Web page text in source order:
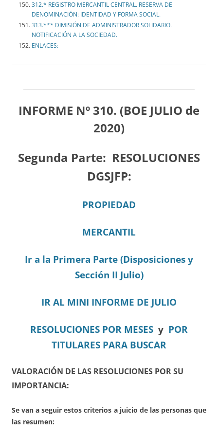
312.* REGISTRO MERCANTIL CENTRAL. RESERVA DE
DENOMINACIÓN: IDENTIDAD Y FORMA SOCIAL.
313.*** DIMISIÓN DE ADMINISTRADOR SOLIDARIO.
NOTIFICACIÓN A LA SOCIEDAD.
ENLACES:
INFORME Nº 310. (BOE JULIO de
2020)
Segunda Parte: RESOLUCIONES
DGSJFP:
PROPIEDAD
MERCANTIL
Ir a la Primera Parte (Disposiciones y
Sección II Julio)
IR AL MINI INFORME DE JULIO
RESOLUCIONES POR MESES y POR
TITULARES PARA BUSCAR
VALORACIÓN DE LAS RESOLUCIONES POR SU
IMPORTANCIA:
Se van a seguir estos criterios a juicio de las personas que
las resumen: